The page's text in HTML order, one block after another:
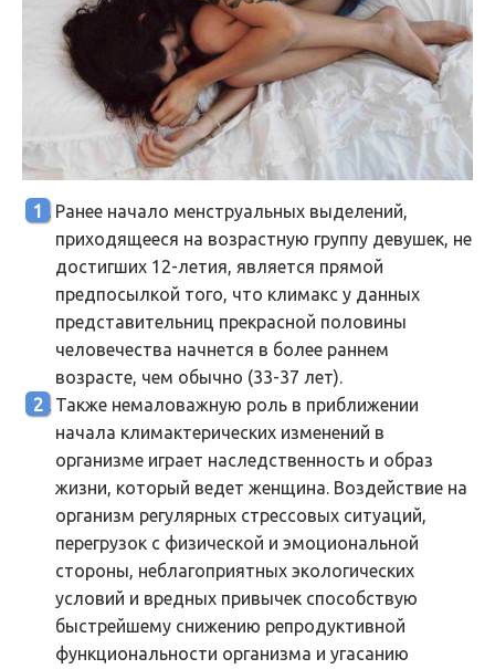
Ранее начало менструальных выделений,
приходящееся на возрастную группу девушек, не
достигших 12-летия, является прямой
предпосылкой того, что климакс у данных
представительниц прекрасной половины
человечества начнется в более раннем
возрасте, чем обычно (33-37 лет).
Также немаловажную роль в приближении
начала климактерических изменений в
организме играет наследственность и образ
жизни, который ведет женщина. Воздействие на
организм регулярных стрессовых ситуаций,
перегрузок с физической и эмоциональной
стороны, неблагоприятных экологических
условий и вредных привычек способствую
быстрейшему снижению репродуктивной
функциональности организма и угасанию